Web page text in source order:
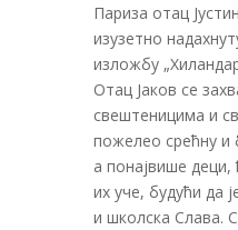
Париза отац
изузетно
изложбу
Oтац Јаков се
свештеницима и
пожелео срећну и
а понајвише
их уче, будући да
и школска Слава.